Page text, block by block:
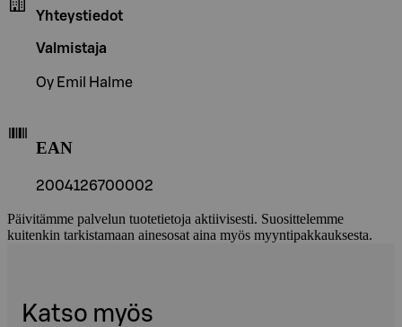
Yhteystiedot
Valmistaja
Oy Emil Halme
EAN
2004126700002
Päivitämme palvelun tuotetietoja aktiivisesti. Suosittelemme
kuitenkin tarkistamaan ainesosat aina myös myyntipakkauksesta.
Katso myös